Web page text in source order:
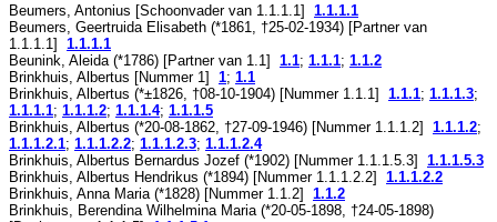
Beumers, Antonius [Schoonvader van 1.1.1.1] 1.1.1.1
Beumers, Geertruida Elisabeth (*1861 , †25-02-1934) [Partner van
1.1.1.1] 1.1.1.1
Beunink, Aleida (*1786) [Partner van 1.1] 1.1; 1.1.1; 1.1.2
Brinkhuis, Albertus [Nummer 1] 1; 1.1
Brinkhuis, Albertus (*±1826 , †08-10-1904) [Nummer 1.1.1] 1.1.1; 1.1.1.3;
1.1.1.1; 1.1.1.2; 1.1.1.4; 1.1.1.5
Brinkhuis, Albertus (*20-08-1862 , †27-09-1946) [Nummer 1.1.1.2] 1.1.1.2;
1.1.1.2.1; 1.1.1.2.2; 1.1.1.2.3; 1.1.1.2.4
Brinkhuis, Albertus Bernardus Jozef (*1902) [Nummer 1.1.1.5.3] 1.1.1.5.3
Brinkhuis, Albertus Hendrikus (*1894) [Nummer 1.1.1.2.2] 1.1.1.2.2
Brinkhuis, Anna Maria (*1828) [Nummer 1.1.2] 1.1.2
Brinkhuis, Berendina Wilhelmina Maria (*20-05-1898 , †24-05-1898)